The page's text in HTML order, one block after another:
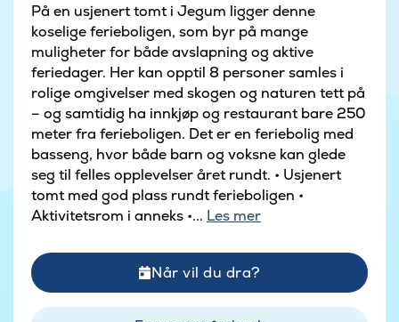
På en usjenert tomt i Jegum ligger denne
koselige ferieboligen, som byr på mange
muligheter for både avslapning og aktive
feriedager. Her kan opptil 8 personer samles i
rolige omgivelser med skogen og naturen tett på
– og samtidig ha innkjøp og restaurant bare 250
meter fra ferieboligen. Det er en feriebolig med
basseng, hvor både barn og voksne kan glede
seg til felles opplevelser året rundt. • Usjenert
tomt med god plass rundt ferieboligen •
Aktivitetsrom i anneks •... Les mer
Når vil du dra?